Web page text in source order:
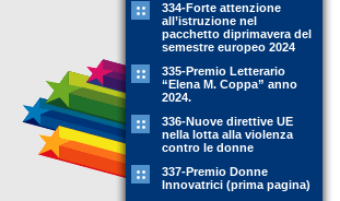
334-Forte attenzione
all’istruzione nel
pacchetto diprimavera del
semestre europeo 2024
335-Premio Letterario
“Elena M. Coppa” anno
2024.
336-Nuove direttive UE
nella lotta alla violenza
contro le donne
337-Premio Donne
Innovatrici (prima pagina)